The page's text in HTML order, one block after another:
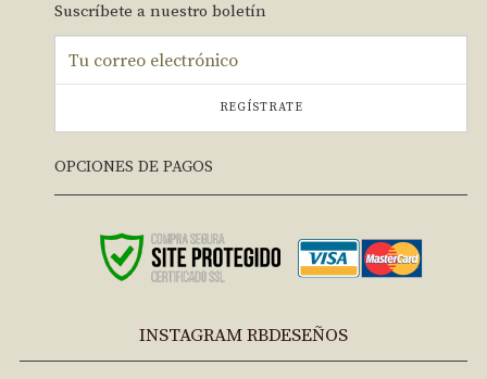
Suscríbete a nuestro boletín
REGÍSTRATE
OPCIONES DE PAGOS
INSTAGRAM RBDESEÑOS